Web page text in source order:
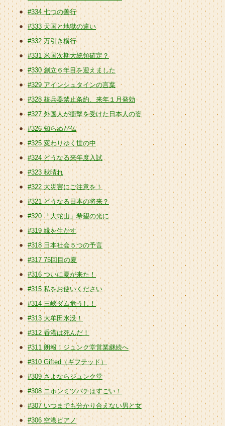
#334 七つの善行
#333 天国と地獄の違い
#332 万引き横行
#331 米国次期大統領確定？
#330 創立６年目を迎えました
#329 アインシュタインの言葉
#328 核兵器禁止条約、来年１月発効
#327 外国人が衝撃を受けた日本人の姿
#326 知らぬが仏
#325 変わりゆく世の中
#324 どうなる来年度入試
#323 秋晴れ
#322 大災害にご注意を！
#321 どうなる日本の将来？
#320 「大蛇山」希望の光に
#319 縁を生かす
#318 日本社会５つの予言
#317 75回目の夏
#316 ついに夏が来た！
#315 私をお使いください
#314 三峡ダム危うし！
#313 大牟田水没！
#312 香港は死んだ！
#311 朗報！ジュンク堂営業継続へ
#310 Gifted（ギフテッド）
#309 さよならジュンク堂
#308 ニホンミツバチはすごい！
#307 いつまでも分かり合えない男と女
#306 空港ピアノ